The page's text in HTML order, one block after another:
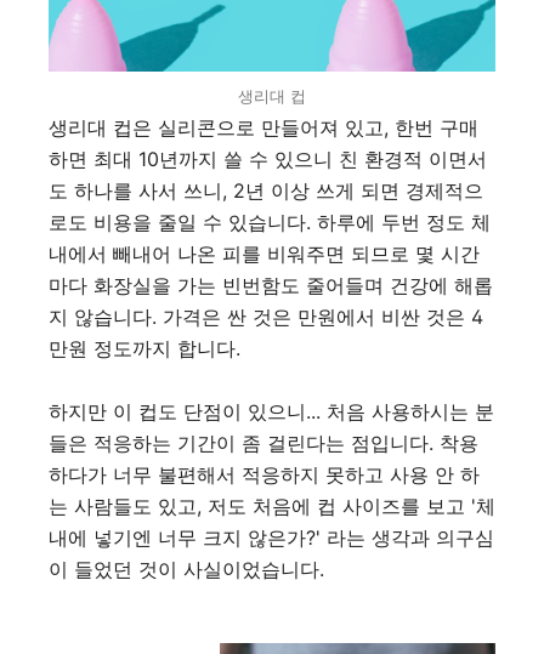
생리대 컵
생리대 컵은 실리콘으로 만들어져 있고, 한번 구매
하면 최대 10년까지 쓸 수 있으니 친 환경적 이면서
도 하나를 사서 쓰니, 2년 이상 쓰게 되면 경제적으
로도 비용을 줄일 수 있습니다. 하루에 두번 정도 체
내에서 빼내어 나온 피를 비워주면 되므로 몇 시간
마다 화장실을 가는 빈번함도 줄어들며 건강에 해롭
지 않습니다. 가격은 싼 것은 만원에서 비싼 것은 4
만원 정도까지 합니다.
하지만 이 컵도 단점이 있으니... 처음 사용하시는 분
들은 적응하는 기간이 좀 걸린다는 점입니다. 착용
하다가 너무 불편해서 적응하지 못하고 사용 안 하
는 사람들도 있고, 저도 처음에 컵 사이즈를 보고 '체
내에 넣기엔 너무 크지 않은가?' 라는 생각과 의구심
이 들었던 것이 사실이었습니다.